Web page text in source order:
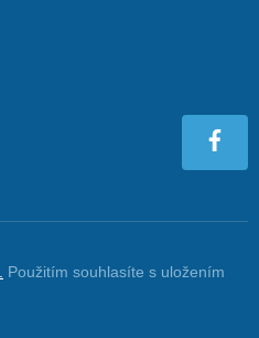
Použitím souhlasíte s uložením